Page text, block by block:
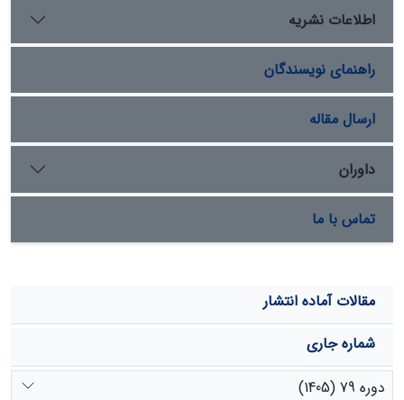
و کمترین (173/0) ضریب تبیین به‌ترتیب در گویه­های "
توسعه کشت گیاهان دارویی تا چه اندازه در توانمندی
مشارکتی زنان تاثیرگذار است؟" و " مساحت مزارع و تنوع
گیاهان دارویی را تا چه اندازه باعث ترغیب زنان بر عدم
مهاجرت جوامع محلی می‌دانید؟" مشاهده شد. نتایج آزمون
همبستگی اسپیرمن نشان داد که گیاهان دارویی بر
توانمندسازی اقتصادی (336/0r=، 000/0=sig) و اجتماعی
(280/0r=، 000/0=sig) زنان روستایی تأثیر مثبت و معنی‌داری
داشته است. در مجموع می‌توان گفت که زنان در روستای
کندلوس شهرستان نوشهر استان مازندران، با فعالیت در زمینه
رسیدند. کاشت گیاهان دارویی در استقلال اقتصادی و مالی
موثر بوده‌اند.
اطلاعات نشریه
راهنمای نویسندگان
ارسال مقاله
داوران
تماس با ما
مقالات آماده انتشار
شماره جاری
دوره 79 (1405)